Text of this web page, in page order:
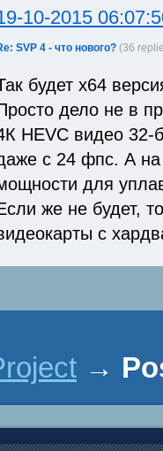
10-2015
SVP 4 - что нового? (36
будет х64
дело не в
HEVC видео 32-
с 24 фпс. А на
для
же не будет,
с
→